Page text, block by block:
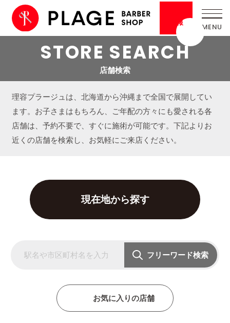
情報
STORE SEARCH
店舗検索
理容プラージュは、北海道から沖縄まで全国で展開してい
ます。お子さまはもちろん、ご年配の方々にも愛される各
店舗は、予約不要で、すぐに施術が可能です。下記よりお
近くの店舗を検索し、お気軽にご来店ください。
現在地から探す
フリーワード検索
お気に入りの店舗